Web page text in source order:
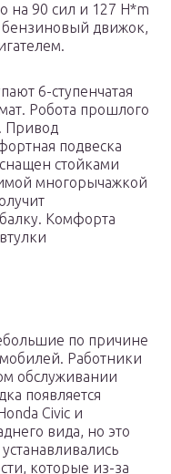
на 90 сил и 127 H*m
движок,
6-ступенчатая
Робота прошлого
Привод
подвеска
стойками
многорычажкой
Комфорта
по причине
Работники
обслуживании
появляется
Civic и
вида, но это
которые из-за